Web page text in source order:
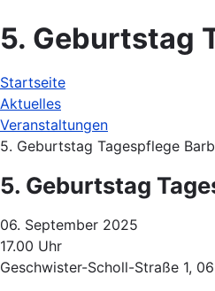
5. Geburtstag
Pfadnavigation
Startseite
Aktuelles
Veranstaltungen
5. Geburtstag Tagespflege
5. Geburtstag
06. September 2025
17.00 Uhr
Geschwister-Scholl-Straße 1,